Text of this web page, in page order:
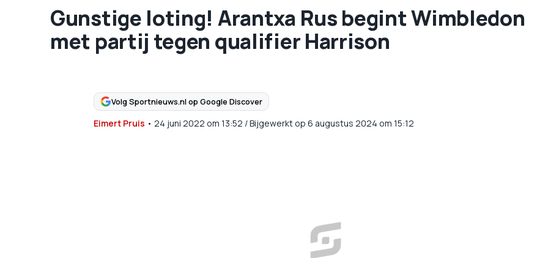
Gunstige loting! Arantxa Rus begint Wimbledon
met partij tegen qualifier Harrison
Volg Sportnieuws.nl op Google Discover
Eimert Pruis • 24 juni 2022 om 13:52 /Bijgewerkt op 6 augustus 2024 om 15:12